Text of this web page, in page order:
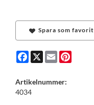
Spara som favorit
Facebook
X Email
Artikelnummer:
4034